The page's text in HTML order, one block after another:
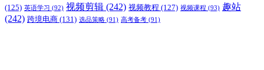
(125) 英语学习 (92) 视频剪辑 (242) 视频教程 (127) 视频课程 (93) 趣站
(242) 跨境电商 (131) 选品策略 (91) 高考备考 (91)